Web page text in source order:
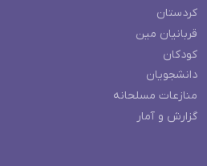
کردستان
قربانیان مین
کودکان
دانشجویان
منازعات مسلحانه
گزارش و آمار